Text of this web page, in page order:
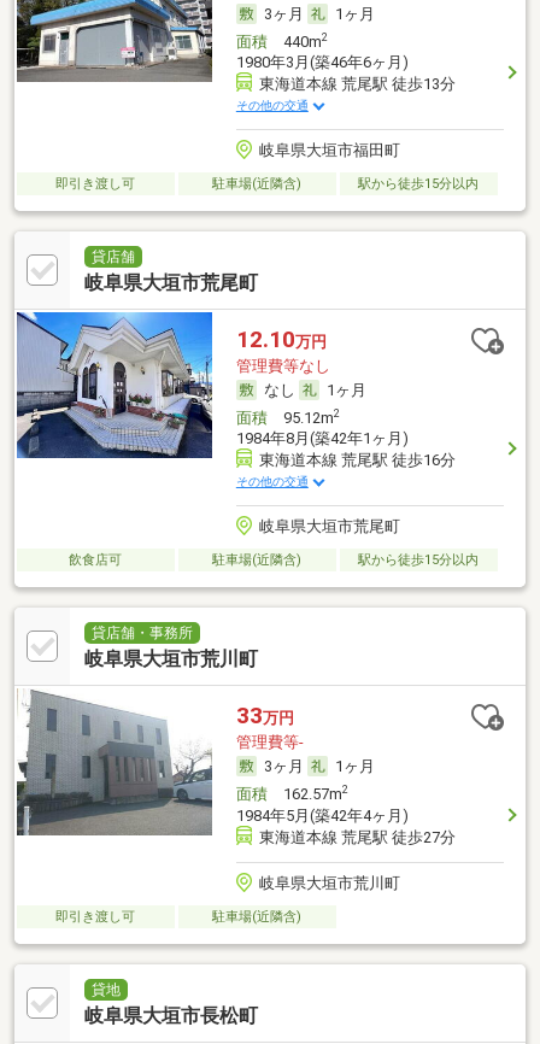
3ヶ月
1ヶ月
面積440m2
1980年3月(築46年6ヶ月)
東海道本線 荒尾駅 徒歩13分
その他の交通
岐阜県大垣市福田町
即引き渡し可 駐車場(近隣含) 駅から徒歩15分以内
貸店舗
岐阜県大垣市荒尾町
12.10万円
管理費等なし
なし
1ヶ月
面積95.12m2
1984年8月(築42年1ヶ月)
東海道本線 荒尾駅 徒歩16分
その他の交通
岐阜県大垣市荒尾町
飲食店可 駐車場(近隣含) 駅から徒歩15分以内
貸店舗・事務所
岐阜県大垣市荒川町
33万円
管理費等-
3ヶ月
1ヶ月
面積162.57m2
1984年5月(築42年4ヶ月)
東海道本線 荒尾駅 徒歩27分
岐阜県大垣市荒川町
即引き渡し可 駐車場(近隣含)
貸地
岐阜県大垣市長松町